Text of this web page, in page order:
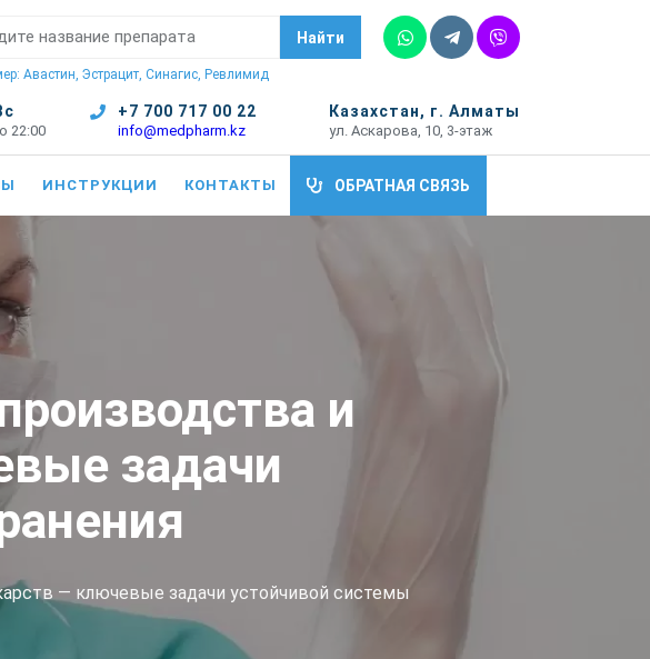
Найти
Авастин, Эстрацит, Синагис, Ревлимид
WhatsappTelegram
Vber
22:00
+7 700 717 00 22
info@medpharm.kz
Казахстан, г. Алматы
ул. Аскарова, 10, 3-этаж
ИНСТРУКЦИИ КОНТАКТЫ ОБРАТНАЯ СВЯЗЬ
и
задачи
— ключевые задачи устойчивой системы